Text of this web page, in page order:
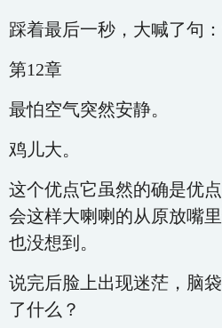
踩着最后一秒，大喊了句
第12章
最怕空气突然安静。
鸡儿大。
这个优点它虽然的确是优
会这样大喇喇的从原放嘴
也没想到。
说完后脸上出现迷茫，脑
了什么？